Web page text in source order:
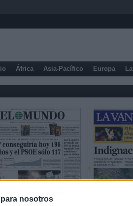
nosotros
África Asia-Pacífico Europa